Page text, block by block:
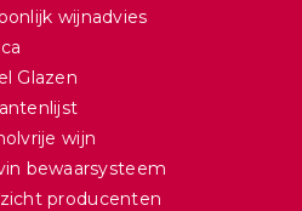
wijnadvies
Glazen
wijn
bewaarsysteem
producenten